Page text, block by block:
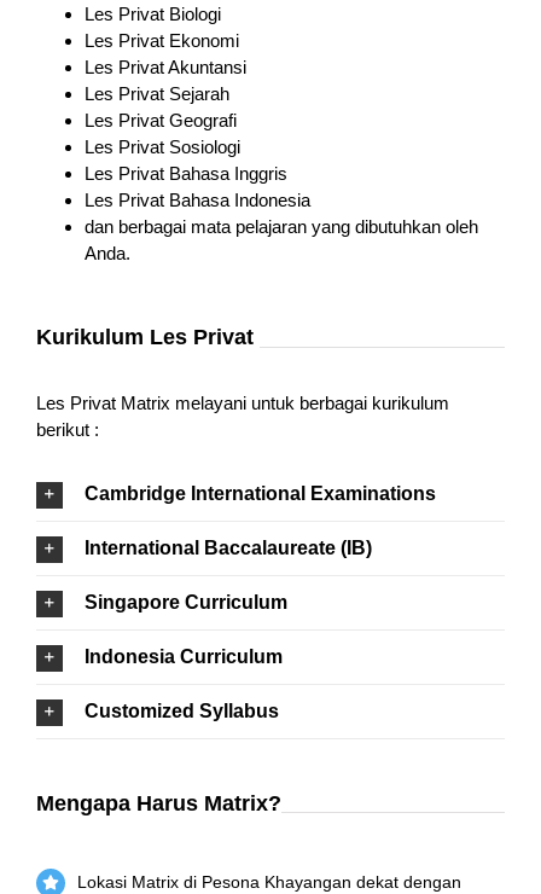
Les Privat Biologi
Les Privat Ekonomi
Les Privat Akuntansi
Les Privat Sejarah
Les Privat Geografi
Les Privat Sosiologi
Les Privat Bahasa Inggris
Les Privat Bahasa Indonesia
dan berbagai mata pelajaran yang dibutuhkan oleh
Anda.
Kurikulum Les Privat
Les Privat Matrix melayani untuk berbagai kurikulum
berikut :
Cambridge International Examinations
International Baccalaureate (IB)
Singapore Curriculum
Indonesia Curriculum
Customized Syllabus
Mengapa Harus Matrix?
Lokasi Matrix di Pesona Khayangan dekat dengan